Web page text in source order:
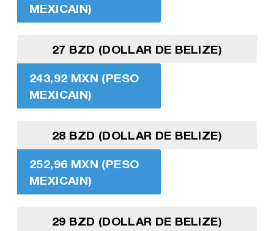
MEXICAIN)
27 BZD (DOLLAR DE BELIZE)
243,92 MXN (PESO
MEXICAIN)
28 BZD (DOLLAR DE BELIZE)
252,96 MXN (PESO
MEXICAIN)
29 BZD (DOLLAR DE BELIZE)